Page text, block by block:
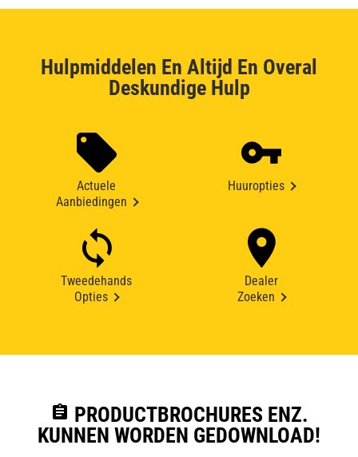
Hulpmiddelen En Altijd En Overal
Deskundige Hulp
Actuele
Aanbiedingen
Huuropties
Tweedehands
Opties
Dealer
Zoeken
assignment PRODUCTBROCHURES ENZ.
KUNNEN WORDEN GEDOWNLOAD!